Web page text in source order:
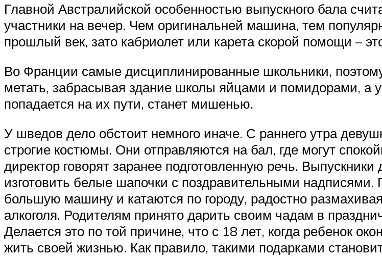
Главной Австралийской особенностью выпускного бала
участники на вечер. Чем оригинальней машина, тем
прошлый век, зато кабриолет или карета скорой помощи –
Во Франции самые дисциплинированные школьники,
метать, забрасывая здание школы яйцами и помидорами, а
попадается на их пути, станет мишенью.
У шведов дело обстоит немного иначе. С раннего утра
строгие костюмы. Они отправляются на бал, где могут
директор говорят заранее подготовленную речь.
изготовить белые шапочки с поздравительными надписями.
большую машину и катаются по городу, радостно
алкоголя. Родителям принято дарить своим чадам в
Делается это по той причине, что с 18 лет, когда ребенок
жить своей жизнью. Как правило, такими подарками